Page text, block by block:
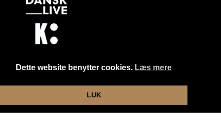
Dette website benytter cookies. Læs mere
LUK